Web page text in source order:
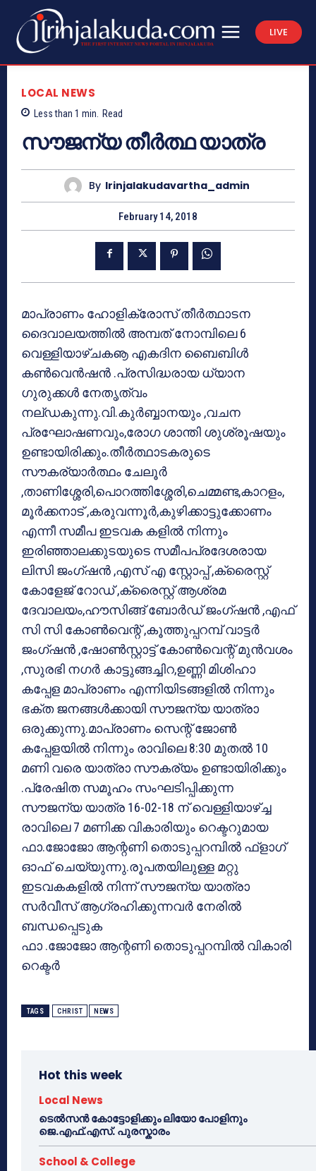
LIVE
LOCAL NEWS
Less than 1 min. Read
സൗജന്യ തീര്‍ത്ഥ യാത്ര
By Irinjalakudavartha_admin
February 14, 2018
മാപ്രാണം ഹോളിക്രോസ് തീര്‍ത്ഥാടന
ദൈവാലയത്തില്‍ അമ്പത് നോമ്പിലെ 6
വെള്ളിയാഴ്ചകൡ എകദിന ബൈബിള്‍
കണ്‍വെന്‍ഷന്‍ .പ്രസിദ്ധരായ ധ്യാന
ഗുരുക്കള്‍ നേതൃത്വം
നല്ഡകുന്നു.വി.കുര്‍ബ്ബാനയും ,വചന
പ്രഘോഷണവും,രോഗ ശാന്തി ശുശ്രൂഷയും
ഉണ്ടായിരിക്കും.തീര്‍ത്ഥാടകരുടെ
സൗകര്യാര്‍ത്ഥം ചേലൂര്‍
,താണിശ്ശേരി,പൊറത്തിശ്ശേരി,ചെമ്മണ്ട,കാറളം,
മൂര്‍ക്കനാട് ,കരുവന്നൂര്‍,കുഴിക്കാട്ടുക്കോണം
എന്നീ സമീപ ഇടവക കളില്‍ നിന്നും
ഇരിഞ്ഞാലക്കുടയുടെ സമീപപ്രദേശരായ
ലിസി ജംഗ്ഷന്‍ ,എസ് എ സ്റ്റോപ്പ് ,ക്രൈസ്റ്റ്
കോളേജ് റോഡ് ,ക്രൈസ്റ്റ് ആശ്രമ
ദേവാലയം,ഹൗസിങ്ങ് ബോര്‍ഡ് ജംഗ്ഷന്‍ ,എഫ്
സി സി കോണ്‍വെന്റ് ,കൂത്തുപ്പറമ്പ് വാട്ടര്‍
ജംഗ്ഷന്‍ ,ഷോണ്‍സ്റ്റാട്ട് കോണ്‍വെന്റ് മുന്‍വശം
,സുരഭി നഗര്‍ കാട്ടുങ്ങച്ചിറ,ഉണ്ണി മിശിഹാ
കപ്പേള മാപ്രാണം എന്നിയിടങ്ങളില്‍ നിന്നും
ഭക്ത ജനങ്ങള്‍ക്കായി സൗജന്യ യാത്രാ
ഒരുക്കുന്നു.മാപ്രാണം സെന്റ് ജോണ്‍
കപ്പേളയില്‍ നിന്നും രാവിലെ 8:30 മുതല്‍ 10
മണി വരെ യാത്രാ സൗകര്യം ഉണ്ടായിരിക്കും
.പ്രേഷിത സമൂഹം സംഘടിപ്പിക്കുന്ന
സൗജന്യ യാത്ര 16-02-18 ന് വെള്ളിയാഴ്ച്ച
രാവിലെ 7 മണിക്ക വികാരിയും റെക്ടറുമായ
ഫാ.ജോജോ ആന്റണി തൊടുപ്പറമ്പില്‍ ഫ്‌ളാഗ്
ഓഫ് ചെയ്യുന്നു.രൂപതയിലുള്ള മറ്റു
ഇടവകകളില്‍ നിന്ന് സൗജന്യ യാത്രാ
സര്‍വീസ് ആഗ്രഹിക്കുന്നവര്‍ നേരില്‍
ബന്ധപ്പെടുക
ഫാ .ജോജോ ആന്റണി തൊടുപ്പറമ്പില്‍ വികാരി
റെക്ടര്‍
TAGS CHRIST NEWS
Hot this week
Local News
ടെൽസൻ കോട്ടോളിക്കും ലിയോ പോളിനും
ജെ.എഫ്.എസ്. പുരസ്കാരം
School & College